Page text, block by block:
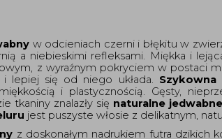
w odcieniach czerni i błękitu w
a niebieskimi refleksami. Miękka i
z wyraźnym pokryciem w postaci
lepiej się od niego układa.
i plastycznością. Gęsty,
tkaniny znalazły się naturalne
jest puszyste włosie z delikatnym,
z doskonałym nadrukiem futra